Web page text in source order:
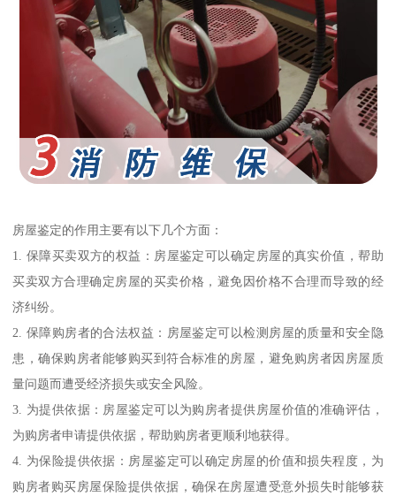
房屋鉴定的作用主要有以下几个方面：
1. 保障买卖双方的权益：房屋鉴定可以确定房屋的真实价值，帮助
买卖双方合理确定房屋的买卖价格，避免因价格不合理而导致的经
济纠纷。
2. 保障购房者的合法权益：房屋鉴定可以检测房屋的质量和安全隐
患，确保购房者能够购买到符合标准的房屋，避免购房者因房屋质
量问题而遭受经济损失或安全风险。
3. 为提供依据：房屋鉴定可以为购房者提供房屋价值的准确评估，
为购房者申请提供依据，帮助购房者更顺利地获得。
4. 为保险提供依据：房屋鉴定可以确定房屋的价值和损失程度，为
购房者购买房屋保险提供依据，确保在房屋遭受意外损失时能够获